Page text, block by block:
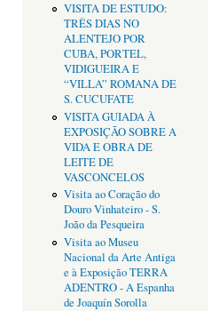
VISITA DE ESTUDO:
TRÊS DIAS NO
ALENTEJO POR
CUBA, PORTEL,
VIDIGUEIRA E
“VILLA” ROMANA DE
S. CUCUFATE
VISITA GUIADA À
EXPOSIÇÃO SOBRE A
VIDA E OBRA DE
LEITE DE
VASCONCELOS
Visita ao Coração do
Douro Vinhateiro - S.
João da Pesqueira
Visita ao Museu
Nacional da Arte Antiga
e à Exposição TERRA
ADENTRO - A Espanha
de Joaquín Sorolla